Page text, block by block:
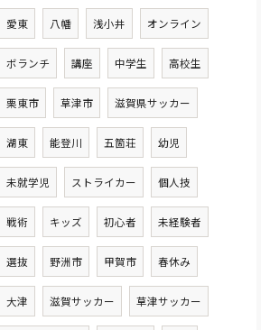
愛東 八幡 浅小井 オンライン
ボランチ 講座 中学生 高校生
栗東市 草津市 滋賀県サッカー
湖東 能登川 五箇荘 幼児
未就学児 ストライカー 個人技
戦術 キッズ 初心者 未経験者
選抜 野洲市 甲賀市 春休み
大津 滋賀サッカー 草津サッカー